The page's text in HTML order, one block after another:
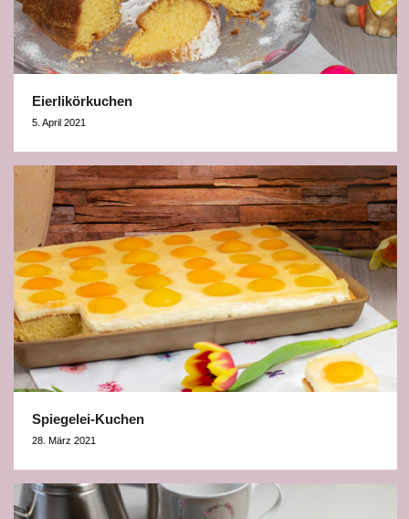
Eierlikörkuchen
5. April 2021
Spiegelei-Kuchen
28. März 2021